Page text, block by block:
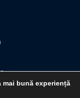
bună experiență